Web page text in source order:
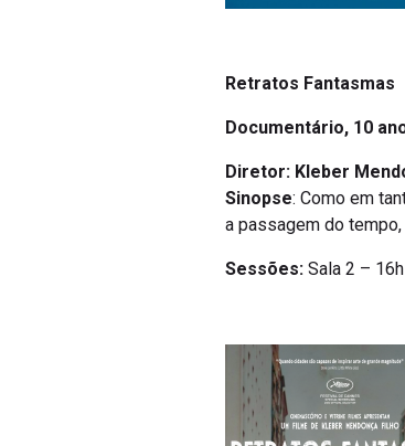
Retratos Fantasmas
Documentário, 10
Diretor: Kleber
Sinopse: Como em
a passagem do
Sessões: Sala 2 –